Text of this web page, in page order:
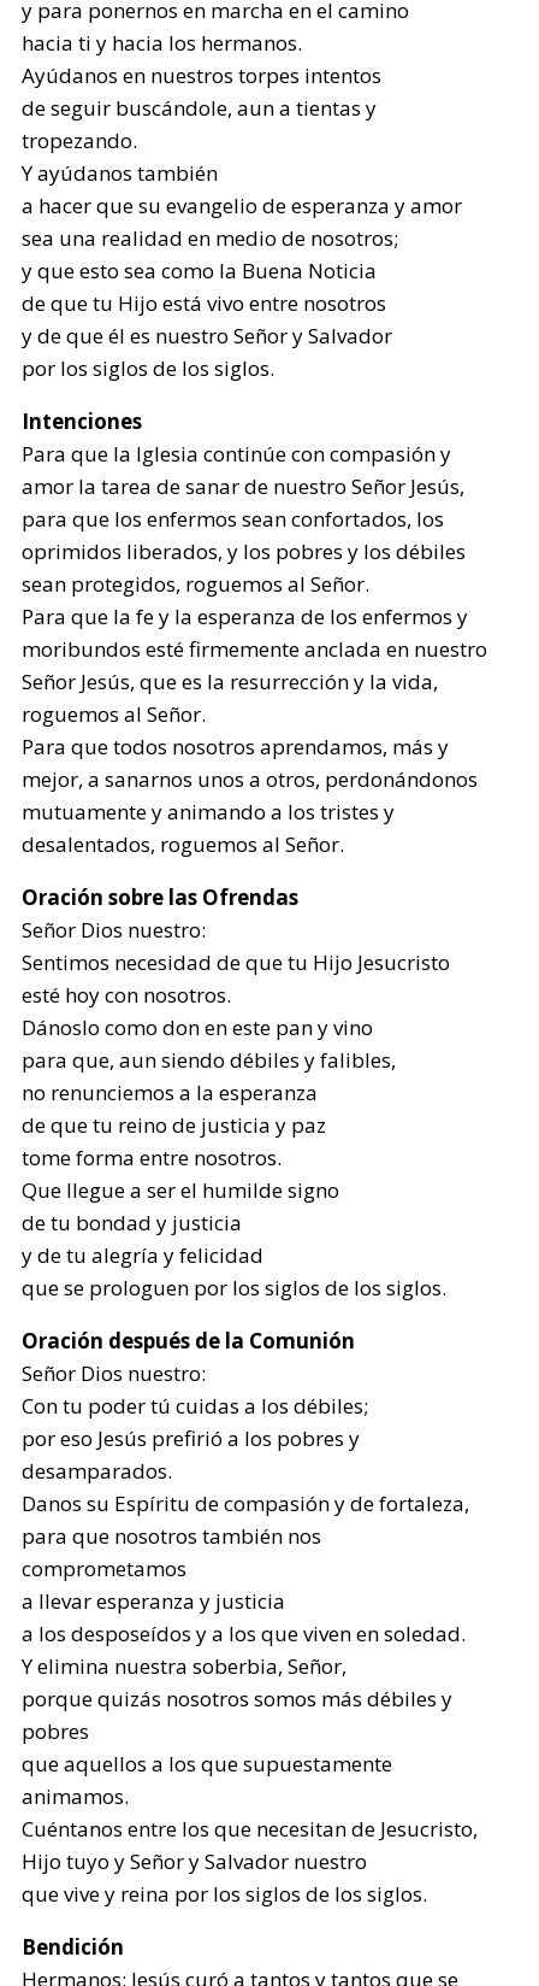
y para ponernos en marcha en el camino
hacia ti y hacia los hermanos.
Ayúdanos en nuestros torpes intentos
de seguir buscándole, aun a tientas y
tropezando.
Y ayúdanos también
a hacer que su evangelio de esperanza y amor
sea una realidad en medio de nosotros;
y que esto sea como la Buena Noticia
de que tu Hijo está vivo entre nosotros
y de que él es nuestro Señor y Salvador
por los siglos de los siglos.
Intenciones
Para que la Iglesia continúe con compasión y
amor la tarea de sanar de nuestro Señor Jesús,
para que los enfermos sean confortados, los
oprimidos liberados, y los pobres y los débiles
sean protegidos, roguemos al Señor.
Para que la fe y la esperanza de los enfermos y
moribundos esté firmemente anclada en nuestro
Señor Jesús, que es la resurrección y la vida,
roguemos al Señor.
Para que todos nosotros aprendamos, más y
mejor, a sanarnos unos a otros, perdonándonos
mutuamente y animando a los tristes y
desalentados, roguemos al Señor.
Oración sobre las Ofrendas
Señor Dios nuestro:
Sentimos necesidad de que tu Hijo Jesucristo
esté hoy con nosotros.
Dánoslo como don en este pan y vino
para que, aun siendo débiles y falibles,
no renunciemos a la esperanza
de que tu reino de justicia y paz
tome forma entre nosotros.
Que llegue a ser el humilde signo
de tu bondad y justicia
y de tu alegría y felicidad
que se prologuen por los siglos de los siglos.
Oración después de la Comunión
Señor Dios nuestro:
Con tu poder tú cuidas a los débiles;
por eso Jesús prefirió a los pobres y
desamparados.
Danos su Espíritu de compasión y de fortaleza,
para que nosotros también nos
comprometamos
a llevar esperanza y justicia
a los desposeídos y a los que viven en soledad.
Y elimina nuestra soberbia, Señor,
porque quizás nosotros somos más débiles y
pobres
que aquellos a los que supuestamente
animamos.
Cuéntanos entre los que necesitan de Jesucristo,
Hijo tuyo y Señor y Salvador nuestro
que vive y reina por los siglos de los siglos.
Bendición
Hermanos: Jesús curó a tantos y tantos que se